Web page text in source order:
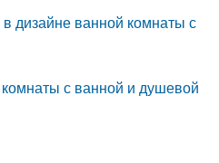
дизайне ванной комнаты с
с ванной и душевой